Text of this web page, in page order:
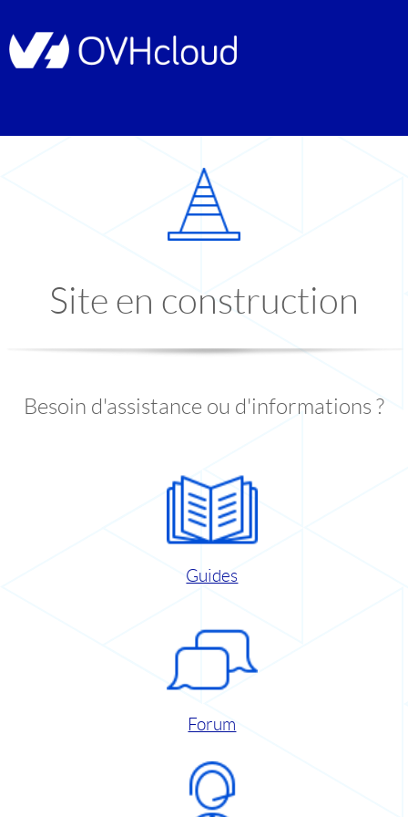
Site en construction
Besoin d'assistance ou d'informations ?
Guides
Forum